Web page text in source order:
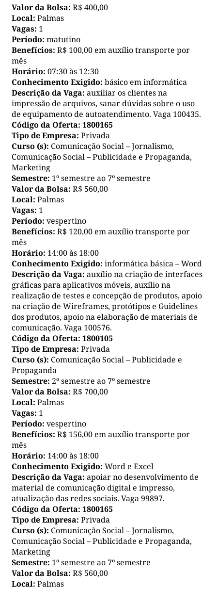
Valor da Bolsa: R$ 400,00
Local: Palmas
Vagas: 1
Período: matutino
Benefícios: R$ 100,00 em auxílio transporte por
mês
Horário: 07:30 às 12:30
Conhecimento Exigido: básico em informática
Descrição da Vaga: auxiliar os clientes na
impressão de arquivos, sanar dúvidas sobre o uso
de equipamento de autoatendimento. Vaga 100435.
Código da Oferta: 1800165
Tipo de Empresa: Privada
Curso (s): Comunicação Social – Jornalismo,
Comunicação Social – Publicidade e Propaganda,
Marketing
Semestre: 1º semestre ao 7º semestre
Valor da Bolsa: R$ 560,00
Local: Palmas
Vagas: 1
Período: vespertino
Benefícios: R$ 120,00 em auxílio transporte por
mês
Horário: 14:00 às 18:00
Conhecimento Exigido: informática básica – Word
Descrição da Vaga: auxílio na criação de interfaces
gráficas para aplicativos móveis, auxílio na
realização de testes e concepção de produtos, apoio
na criação de Wireframes, protótipos e Guidelines
dos produtos, apoio na elaboração de materiais de
comunicação. Vaga 100576.
Código da Oferta: 1800105
Tipo de Empresa: Privada
Curso (s): Comunicação Social – Publicidade e
Propaganda
Semestre: 2º semestre ao 7º semestre
Valor da Bolsa: R$ 700,00
Local: Palmas
Vagas: 1
Período: vespertino
Benefícios: R$ 156,00 em auxílio transporte por
mês
Horário: 14:00 às 18:00
Conhecimento Exigido: Word e Excel
Descrição da Vaga: apoiar no desenvolvimento de
material de comunicação digital e impresso,
atualização das redes sociais. Vaga 99897.
Código da Oferta: 1800165
Tipo de Empresa: Privada
Curso (s): Comunicação Social – Jornalismo,
Comunicação Social – Publicidade e Propaganda,
Marketing
Semestre: 1º semestre ao 7º semestre
Valor da Bolsa: R$ 560,00
Local: Palmas